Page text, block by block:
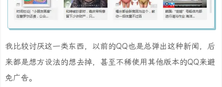
我比较讨厌这一类东西，以前的QQ也是总弹出这种新闻，后
来都是想方设法的想去掉，甚至不稀使用其他版本的QQ来避
免广告。